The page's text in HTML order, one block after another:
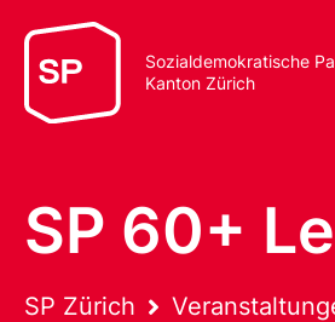
Sozialdemokratische
Kanton Zürich
SP 60+
SP Zürich